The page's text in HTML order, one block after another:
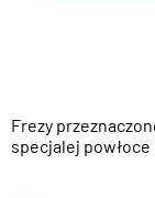
Frezy
specjalej powłoce